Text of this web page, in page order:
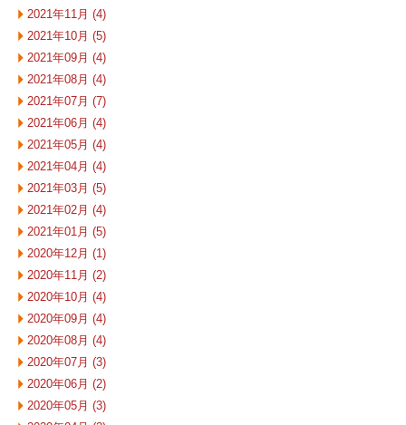
2021年11月 (4)
2021年10月 (5)
2021年09月 (4)
2021年08月 (4)
2021年07月 (7)
2021年06月 (4)
2021年05月 (4)
2021年04月 (4)
2021年03月 (5)
2021年02月 (4)
2021年01月 (5)
2020年12月 (1)
2020年11月 (2)
2020年10月 (4)
2020年09月 (4)
2020年08月 (4)
2020年07月 (3)
2020年06月 (2)
2020年05月 (3)